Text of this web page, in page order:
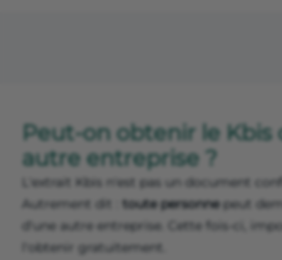
Peut-on obtenir le Kbis
autre entreprise ?
L'extrait Kbis n'est pas un document
Autrement dit : toute personnepeut
d'une autre entreprise. Cette fois-ci,
l'obtenir gratuitement.